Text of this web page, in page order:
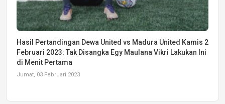
Hasil Pertandingan Dewa United vs Madura United Kamis 2
Februari 2023: Tak Disangka Egy Maulana Vikri Lakukan Ini
di Menit Pertama
Jumat, 03 Februari 2023